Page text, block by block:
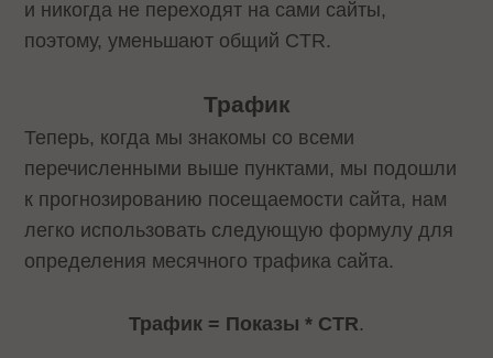
и никогда не переходят на сами сайты,
поэтому, уменьшают общий CTR.
Трафик
Теперь, когда мы знакомы со всеми
перечисленными выше пунктами, мы подошли
к прогнозированию посещаемости сайта, нам
легко использовать следующую формулу для
определения месячного трафика сайта.
Трафик = Показы * CTR.